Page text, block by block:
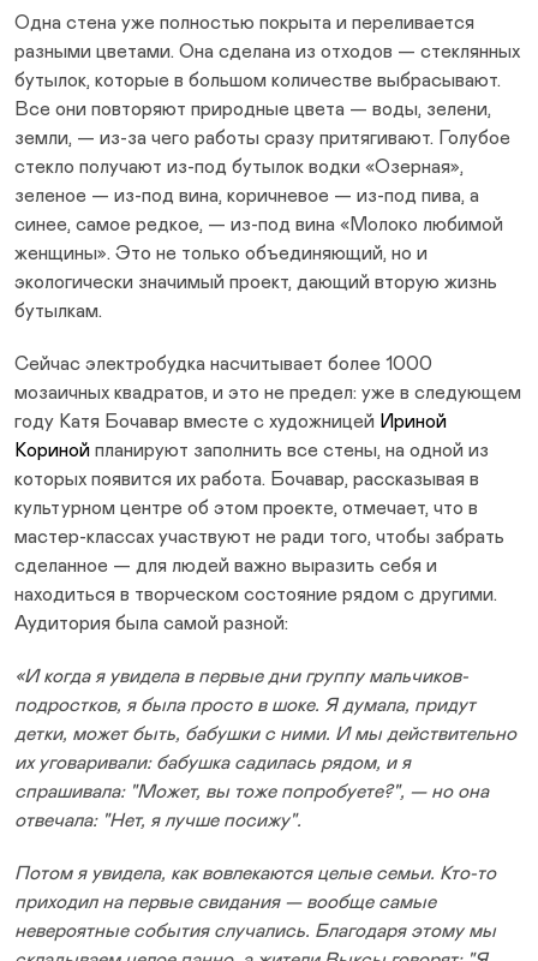
Одна стена уже полностью покрыта и переливается
разными цветами. Она сделана из отходов — стеклянных
бутылок, которые в большом количестве выбрасывают.
Все они повторяют природные цвета — воды, зелени,
земли, — из-за чего работы сразу притягивают. Голубое
стекло получают из-под бутылок водки «Озерная»,
зеленое — из-под вина, коричневое — из-под пива, а
синее, самое редкое, — из-под вина «Молоко любимой
женщины». Это не только объединяющий, но и
экологически значимый проект, дающий вторую жизнь
бутылкам.
Сейчас электробудка насчитывает более 1000
мозаичных квадратов, и это не предел: уже в следующем
году Катя Бочавар вместе с художницей Ириной
Кориной планируют заполнить все стены, на одной из
которых появится их работа. Бочавар, рассказывая в
культурном центре об этом проекте, отмечает, что в
мастер-классах участвуют не ради того, чтобы забрать
сделанное — для людей важно выразить себя и
находиться в творческом состояние рядом с другими.
Аудитория была самой разной:
«И когда я увидела в первые дни группу мальчиков-
подростков, я была просто в шоке. Я думала, придут
детки, может быть, бабушки с ними. И мы действительно
их уговаривали: бабушка садилась рядом, и я
спрашивала: "Может, вы тоже попробуете?", — но она
отвечала: "Нет, я лучше посижу".
Потом я увидела, как вовлекаются целые семьи. Кто-то
приходил на первые свидания — вообще самые
невероятные события случались. Благодаря этому мы